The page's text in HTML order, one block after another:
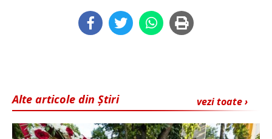
vezi toate ›
Alte articole din Știri